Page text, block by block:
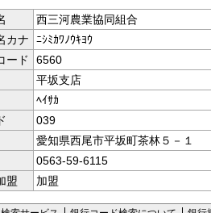
西三河農業協同組合
カナ
ﾆｼﾐｶﾜﾉｳｷﾖｳ
ード
6560
平坂支店
ﾍｲｻｶ
039
愛知県西尾市平坂町茶林５－１
0563-59-6115
盟
加盟